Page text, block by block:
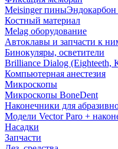
Meisinger пины
Костный материал
Melag оборудование
Автоклавы и запчасти к
Бинокуляры, осветители
Brilliance Dialog (Eighteeth,
Компьютерная анестезия
Микроскопы
Микроскопы BoneDent
Наконечники для
Модели Vector Paro +
Насадки
Запчасти